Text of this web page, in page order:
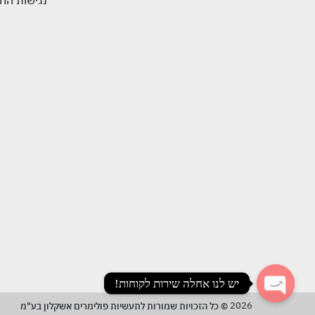
2026 © כל הזכויות שמורות לתעשיות פולימרים אשקלון בע"מ
יש לנו אחלה שירות לקוחות!
Open chaty